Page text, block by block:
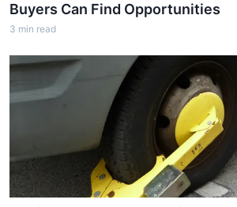
Buyers Can Find Opportunities
3 min read